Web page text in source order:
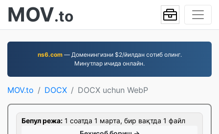
MOV.to
ns6.com— Доменингизни $2/йилдан сотиб олинг.
Минутлар ичида онлайн.
MOV.to DOCX DOCX uchun WebP
Бепул режа: 1 соатда 1 марта, бир вақтда 1 файл